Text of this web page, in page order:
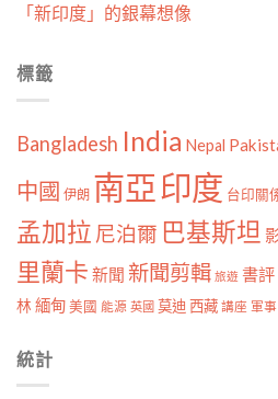
「新印度」的銀幕想像
標籤
Bangladesh India Nepal
中國 伊朗 南亞印度 台印關
孟加拉 尼泊爾 巴基斯坦
里蘭卡 新聞 新聞剪輯 旅遊 書評
林 緬甸 美國 能源 英國 莫迪 西藏 講座 軍事
統計